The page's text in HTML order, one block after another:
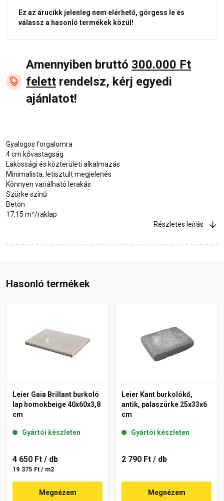
Ez az árucikk jelenleg nem elérhető, görgess le és
válassz a hasonló termékek közül!
Amennyiben bruttó 300.000 Ft
felett rendelsz, kérj egyedi
ajánlatot!
Gyalogos forgalomra
4 cm kővastagság
Lakossági és közterületi alkalmazás
Minimalista, letisztult megjelenés
Könnyen variálható lerakás
Szürke színű
Beton
17,15 m²/raklap
Részletes leírás
Hasonló termékek
Leier Gaia Brillant burkoló
lap homokbeige 40x60x3,8
cm
Gyártói készleten
4 650 Ft / db
19 375 Ft / m2
Megnézem
Leier Kant burkolókő,
antik, palaszürke 25x33x6
cm
Gyártói készleten
2 790 Ft / db
Megnézem